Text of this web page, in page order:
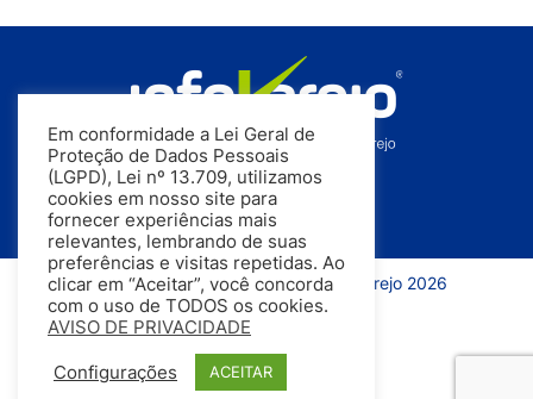
Todos os direitos reservados | InfoVarejo 2026
Em conformidade a Lei Geral de
Proteção de Dados Pessoais
(LGPD), Lei nº 13.709, utilizamos
cookies em nosso site para
fornecer experiências mais
relevantes, lembrando de suas
preferências e visitas repetidas. Ao
clicar em “Aceitar”, você concorda
com o uso de TODOS os cookies.
AVISO DE PRIVACIDADE
Configurações ACEITAR